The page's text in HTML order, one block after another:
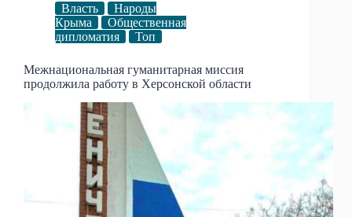
Власть
Народы
Крыма
Общественная
дипломатия
Топ
Межнациональная гуманитарная миссия
продолжила работу в Херсонской области